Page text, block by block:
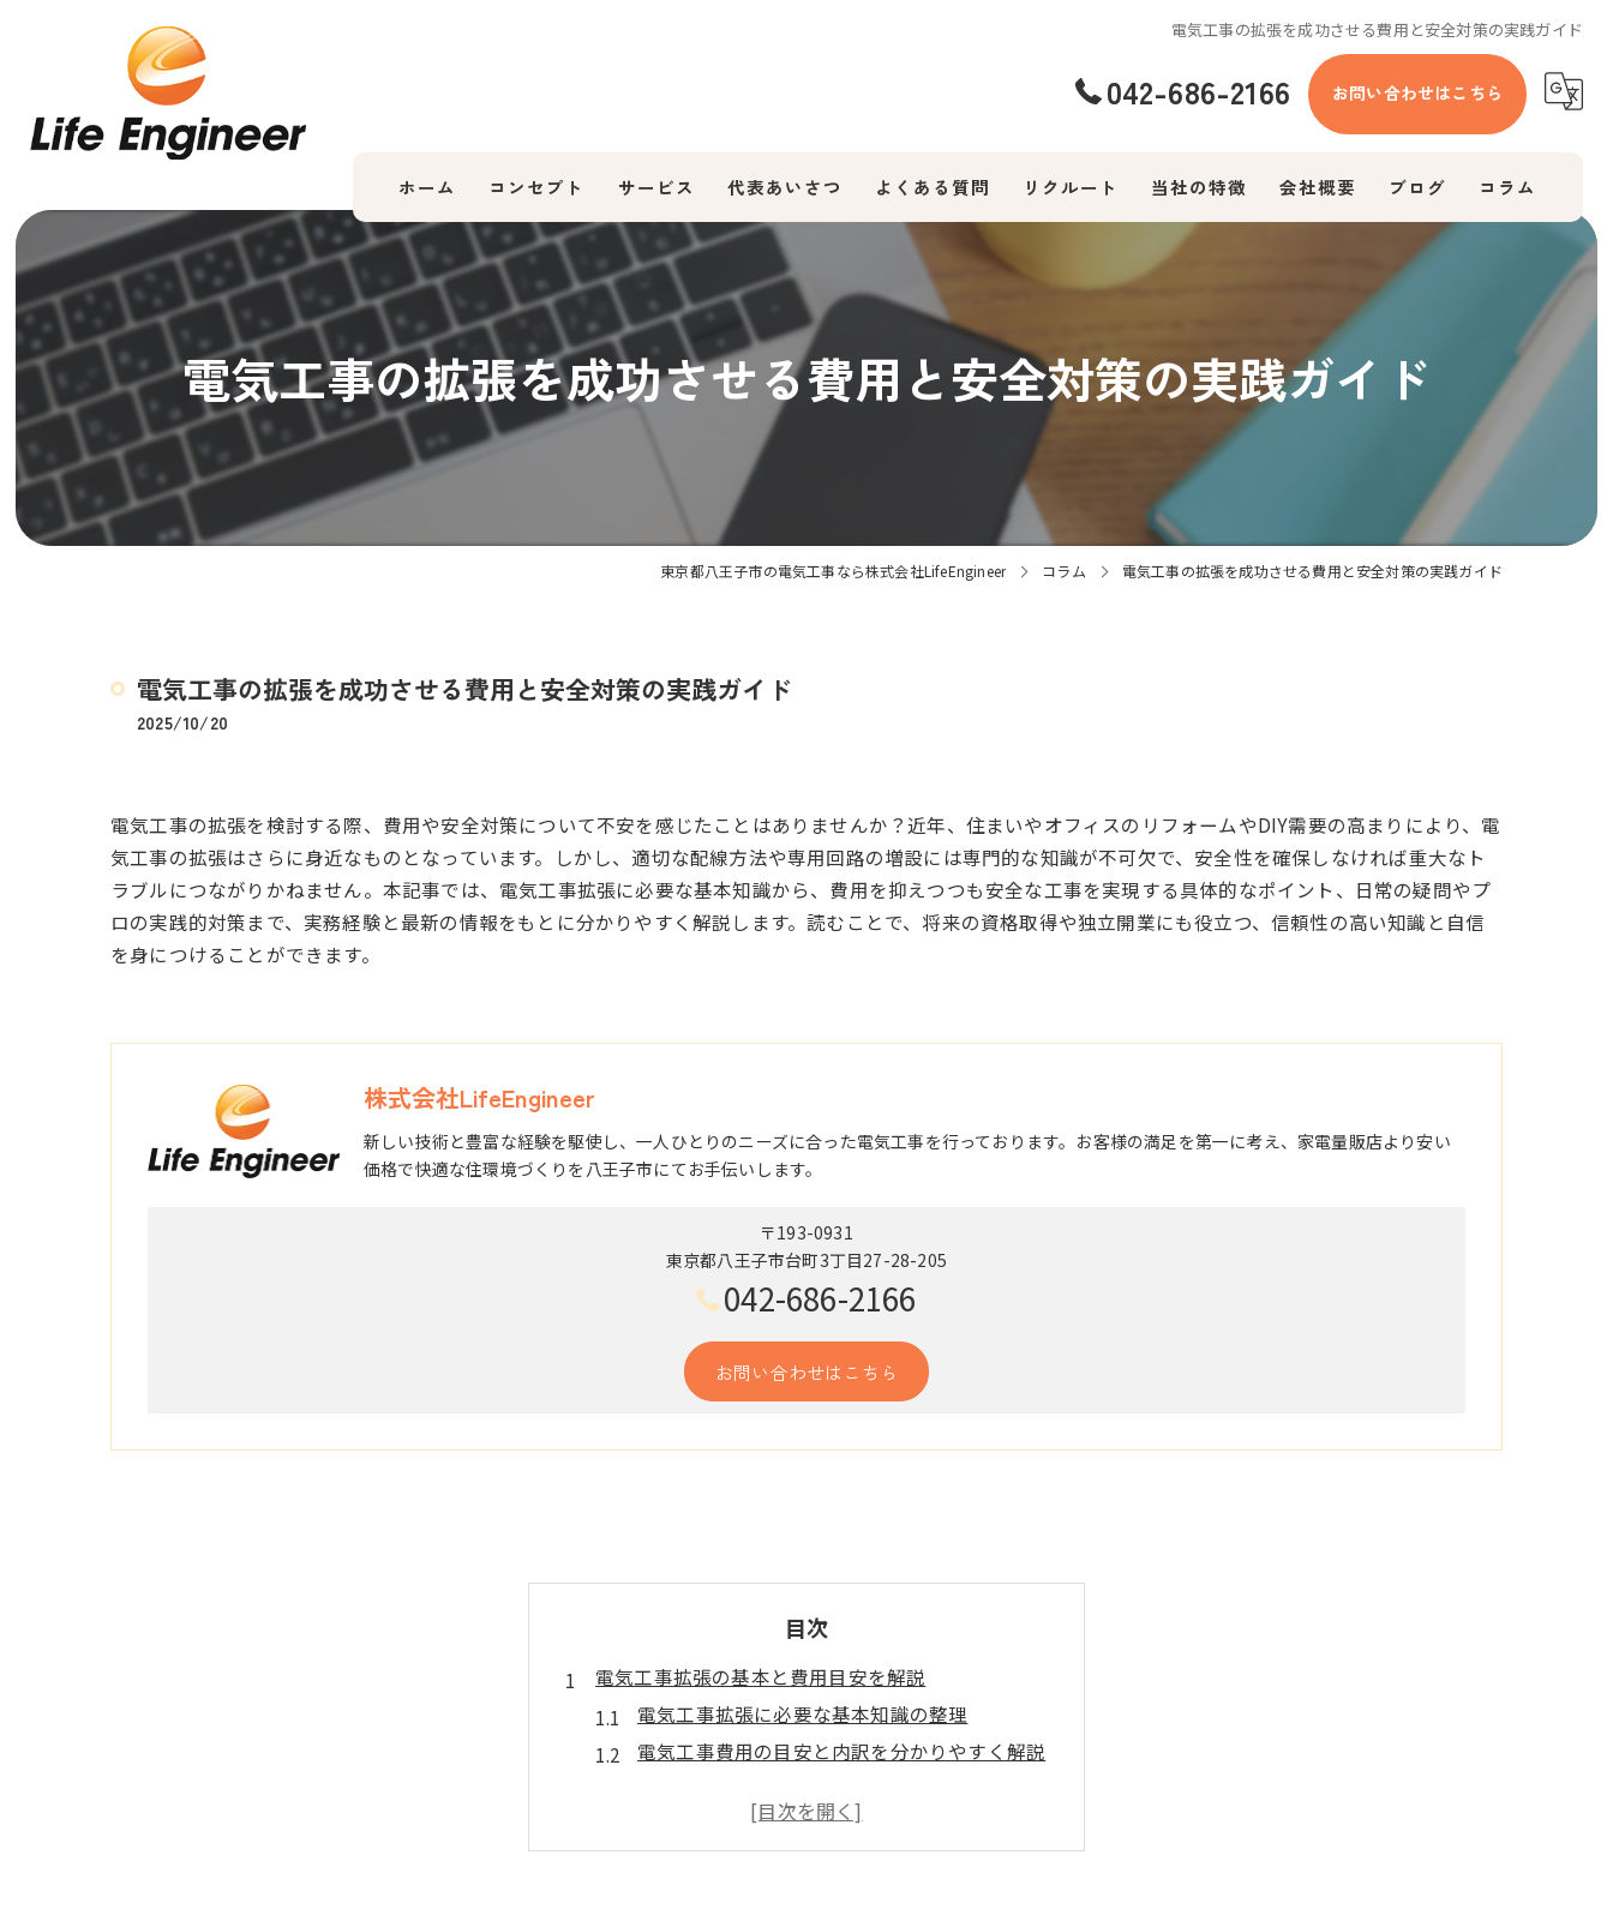
電気工事の拡張を成功させる費用と安全対策の実践ガイド
042-686-2166 お問い合わせはこちら
ホーム コンセプト サービス 代表あいさつ よくある質問 リクルート 当社の特徴
照明
コンセント
会社概要 ブログ コラム
電気工事の拡張を成功させる費用と安全対策の実践ガイド
東京都八王子市の電気工事なら株式会社LifeEngineer コラム 電気工事の拡張を成功させる費用と安全対策の実践ガイド
電気工事の拡張を成功させる費用と安全対策の実践ガイド
2025/10/20
電気工事の拡張を検討する際、費用や安全対策について不安を感じたことはありませんか？近年、住まいやオフィスのリフォームやDIY需要の高まりにより、電
気工事の拡張はさらに身近なものとなっています。しかし、適切な配線方法や専用回路の増設には専門的な知識が不可欠で、安全性を確保しなければ重大なト
ラブルにつながりかねません。本記事では、電気工事拡張に必要な基本知識から、費用を抑えつつも安全な工事を実現する具体的なポイント、日常の疑問やプ
ロの実践的対策まで、実務経験と最新の情報をもとに分かりやすく解説します。読むことで、将来の資格取得や独立開業にも役立つ、信頼性の高い知識と自信
を身につけることができます。
株式会社LifeEngineer
新しい技術と豊富な経験を駆使し、一人ひとりのニーズに合った電気工事を行っております。お客様の満足を第一に考え、家電量販店より安い
価格で快適な住環境づくりを八王子市にてお手伝いします。
〒193-0931
東京都八王子市台町3丁目27-28-205
042-686-2166
お問い合わせはこちら
目次
電気工事拡張の基本と費用目安を解説
電気工事拡張に必要な基本知識の整理
電気工事費用の目安と内訳を分かりやすく解説
壁の中の配線方法と費用の関係性とは